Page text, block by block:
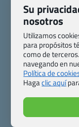
Blog de
Preguntas
Política de
Su
nosotros
Utilizamos
para propósitos
como de
navegando en
Política de
Hagaclic aquí